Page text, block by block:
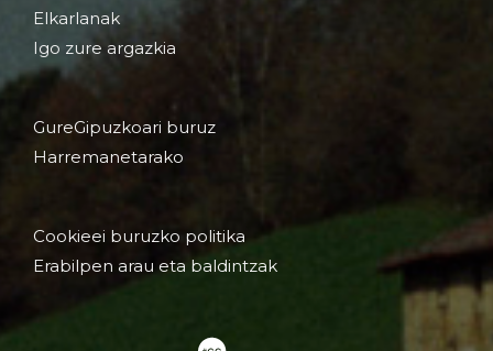
Elkarlanak
Igo zure argazkia
GureGipuzkoari buruz
Harremanetarako
Cookieei buruzko politika
Erabilpen arau eta baldintzak